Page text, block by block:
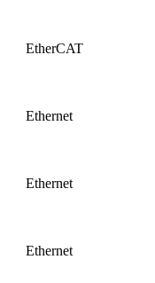
EtherCAT
Ethernet
Ethernet
Ethernet